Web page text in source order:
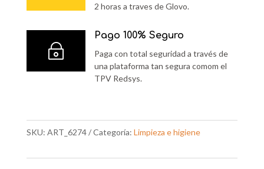
2 horas a traves de Glovo.
~
Pago 100% Seguro
Paga con total seguridad a través de
una plataforma tan segura comom el
TPV Redsys.
SKU: ART_6274 Categoría: Limpieza e higiene